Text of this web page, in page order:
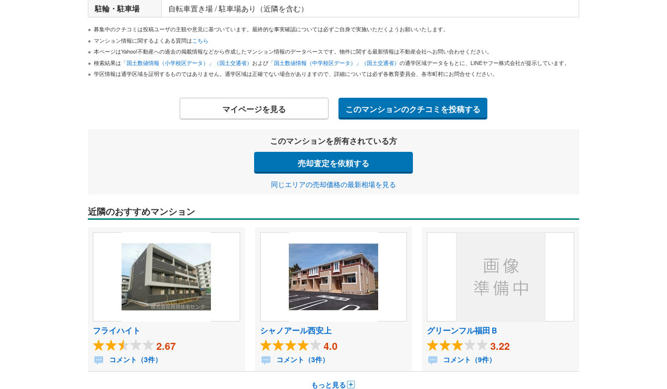
駐輪・駐車場 自転車置き場 / 駐車場あり（近隣を含む）
募集中のクチコミは投稿ユーザの主観や意見に基づいています。最終的な事実確認については必ずご自身で実施いただくようお願いいたします。
マンション情報に関するよくある質問はこちら
本ページはYahoo!不動産への過去の掲載情報などから作成したマンション情報のデータベースです。物件に関する最新情報は不動産会社へお問い合わせください。
検索結果は 「国土数値情報（小学校区データ）」（国土交通省） および 「国土数値情報（中学校区データ）」（国土交通省） の通学区域データをもとに、LINEヤフー株式会社が提示しています。
学区情報は通学区域を証明するものではありません。通学区域は正確でない場合がありますので、詳細については必ず各教育委員会、各市町村にお問合せください。
マイページを見る このマンションのクチコミを投稿する
このマンションを所有されている方
売却査定を依頼する
同じエリアの売却価格の最新相場を見る
近隣のおすすめマンション
フライハイト
2.67
コメント（3件）
シャノアール西安上
4.0
コメント（3件）
グリーンフル福田Ｂ
3.22
コメント（9件）
もっと見る